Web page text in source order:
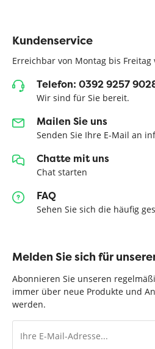
Kundenservice
Erreichbar von Montag bis Freitag
Telefon: 0392 9257
Wir sind für Sie bereit.
Mailen Sie uns
Senden Sie Ihre E-Mail an
Chatte mit uns
Chat starten
FAQ
Sehen Sie sich die häufig
Melden Sie sich für
Abonnieren Sie unseren
immer über neue Produkte und
werden.